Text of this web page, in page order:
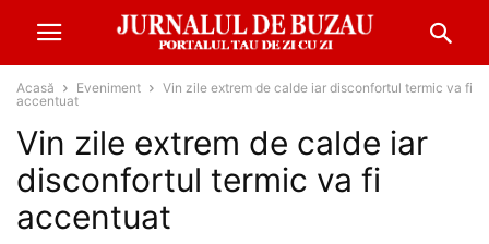
Acasă Eveniment
Vin zile extrem de calde iar disconfortul termic va fi
accentuat
Vin zile extrem de calde iar
disconfortul termic va fi
accentuat